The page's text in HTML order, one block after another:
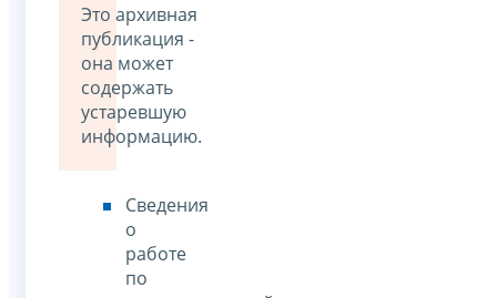
Это архивная
публикация -
она может
содержать
устаревшую
информацию.
Сведения
о
работе
по